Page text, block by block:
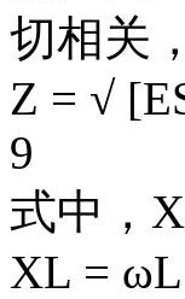
切相关
Z = √
9
式中，
XL =